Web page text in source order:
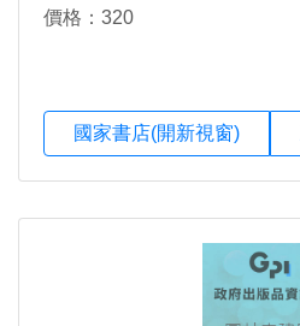
價格：320
國家書店(開新視窗)